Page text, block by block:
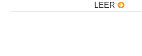
LEER